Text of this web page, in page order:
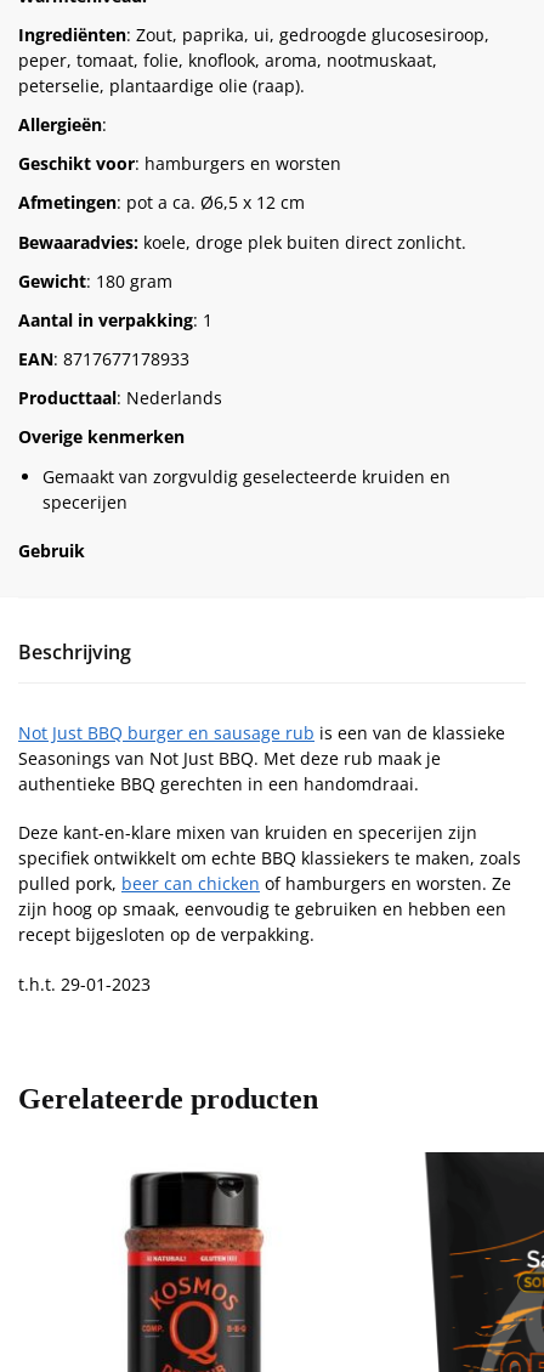
Ingrediënten: Zout, paprika, ui, gedroogde glucosesiroop,
peper, tomaat, folie, knoflook, aroma, nootmuskaat,
peterselie, plantaardige olie (raap).
Allergieën:
Geschikt voor: hamburgers en worsten
Afmetingen: pot a ca. Ø6,5 x 12 cm
Bewaaradvies: koele, droge plek buiten direct zonlicht.
Gewicht: 180 gram
Aantal in verpakking: 1
EAN: 8717677178933
Producttaal: Nederlands
Overige kenmerken
Gemaakt van zorgvuldig geselecteerde kruiden en
specerijen
Gebruik
Beschrijving
Not Just BBQ burger en sausage rub is een van de klassieke
Seasonings van Not Just BBQ. Met deze rub maak je
authentieke BBQ gerechten in een handomdraai.
Deze kant-en-klare mixen van kruiden en specerijen zijn
specifiek ontwikkelt om echte BBQ klassiekers te maken, zoals
pulled pork, beer can chicken of hamburgers en worsten. Ze
zijn hoog op smaak, eenvoudig te gebruiken en hebben een
recept bijgesloten op de verpakking.
t.h.t. 29-01-2023
Gerelateerde producten